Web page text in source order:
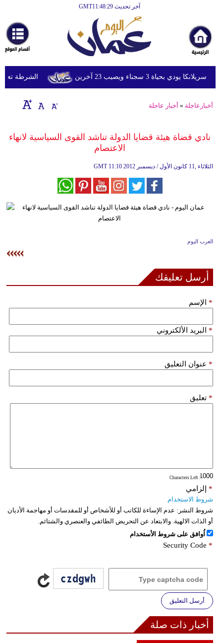
آخر تحديث GMT11:48:29
أخبارعاجلة
رياضة
ثقافة
إقتصاد
وموسيقى
سياحة
ديكور
مرأة
وتكنولوجيا
الشرطة تعتقل بحياة 3 سجناء ويصيب 23 آخرين
أخبارعاجلة » أخبار عاجلة
نادي قضاة هيئة قضايا الدولة تناشد القوى السياسية لانهاء
الاعتصام
GMT 11:10 2012 الثلاثاء ,11 كانون الأول / ديسمبر
العرب اليوم
أرسل تعليقك
الإسم *
البريد الألكتروني *
عنوان التعليق *
تعليق *
: Characters Left
إلزامي *
شروط الاستخدام
شروط النشر: عدم الإساءة للكاتب أو للأشخاص أو للمقدسات أو مهاجمة الأديان
أو الذات الالهية. والابتعاد عن التحريض الطائفي والعنصري والشتائم.
اُوافق على شروط الأستخدام
Security Code *
أرسل التعليق
أخبار ذات صلة